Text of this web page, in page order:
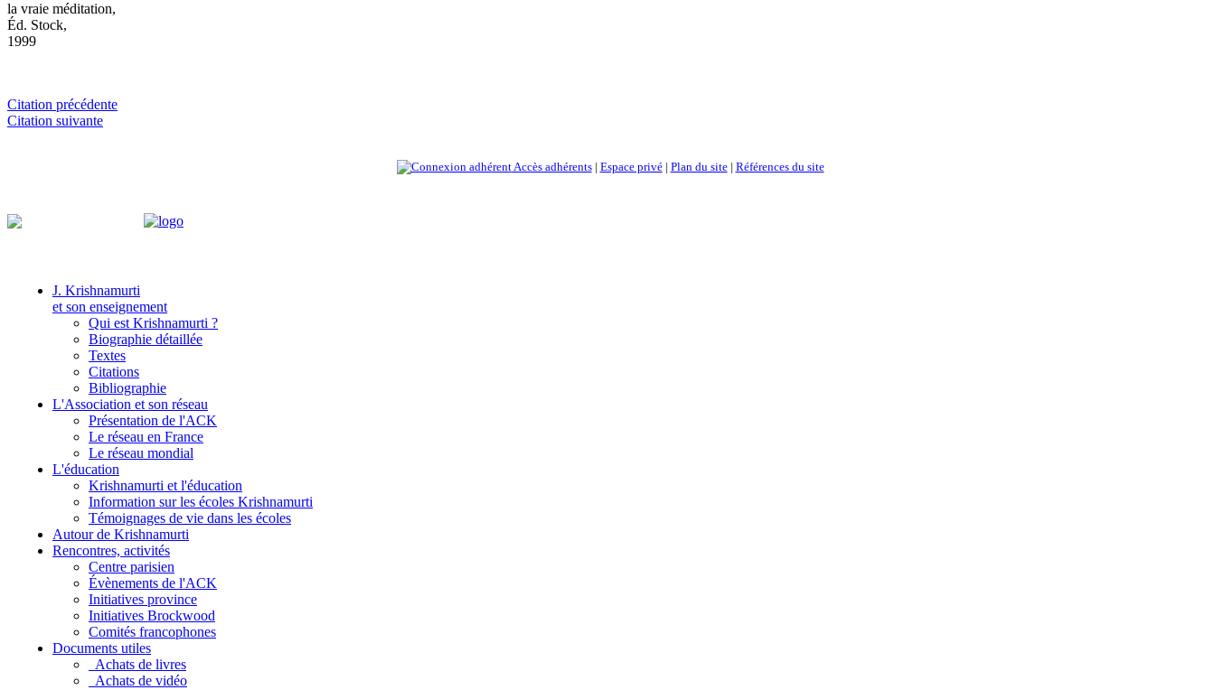
la vraie méditation,
Éd. Stock,
1999
Citation précédente
Citation suivante
Accès adhérents| Espace privé| Plan du site| Références du site
J. Krishnamurti
et son enseignement
Qui est Krishnamurti ?
Biographie détaillée
Textes
Citations
Bibliographie
L'Association et son réseau
Présentation de l'ACK
Le réseau en France
Le réseau mondial
L'éducation
Krishnamurti et l'éducation
Information sur les écoles Krishnamurti
Témoignages de vie dans les écoles
Autour de Krishnamurti
Rencontres, activités
Centre parisien
Évènements de l'ACK
Initiatives province
Initiatives Brockwood
Comités francophones
Documents utiles
Achats de livres
Achats de vidéo